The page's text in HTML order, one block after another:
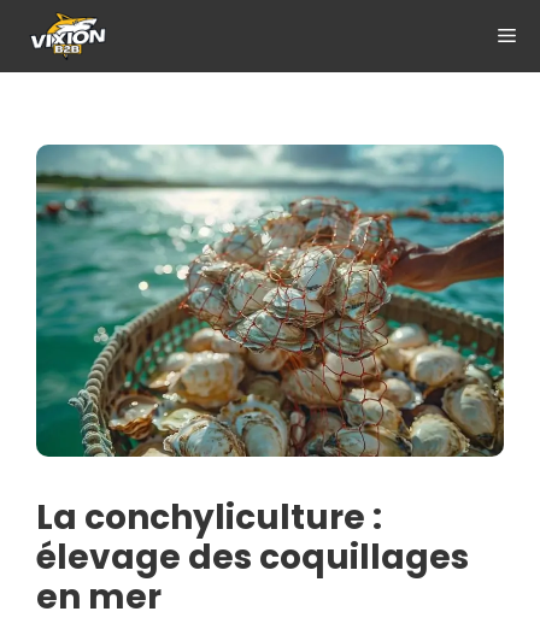
contenu
La conchyliculture :
élevage des coquillages
en mer